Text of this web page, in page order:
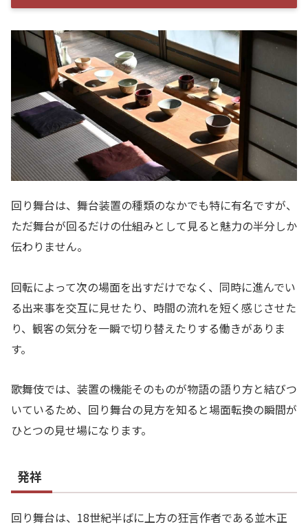
回り舞台は、舞台装置の種類のなかでも特に有名ですが、
ただ舞台が回るだけの仕組みとして見ると魅力の半分しか
伝わりません。
回転によって次の場面を出すだけでなく、同時に進んでい
る出来事を交互に見せたり、時間の流れを短く感じさせた
り、観客の気分を一瞬で切り替えたりする働きがありま
す。
歌舞伎では、装置の機能そのものが物語の語り方と結びつ
いているため、回り舞台の見方を知ると場面転換の瞬間が
ひとつの見せ場になります。
発祥
回り舞台は、18世紀半ばに上方の狂言作者である並木正